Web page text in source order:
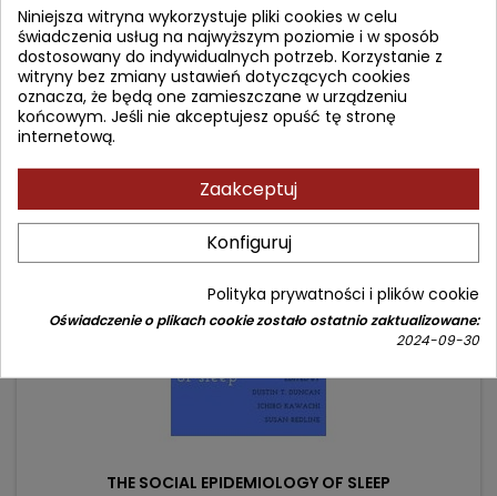
Autor: Ichiro Kawachi
(0)
Cena
347,49 złCena
podstawowa
386,10 zł
 Dodaj do koszyka
THE SOCIAL EPIDEMIOLOGY OF SLEEP
Niniejsza witryna wykorzystuje pliki cookies w celu
świadczenia usług na najwyższym poziomie i w sposób
dostosowany do indywidualnych potrzeb. Korzystanie z
witryny bez zmiany ustawień dotyczących cookies
oznacza, że będą one zamieszczane w urządzeniu
końcowym. Jeśli nie akceptujesz opuść tę stronę
internetową.
Zaakceptuj
Konfiguruj
Polityka prywatności i plików cookie
Oświadczenie o plikach cookie zostało ostatnio zaktualizowane:
2024-09-30